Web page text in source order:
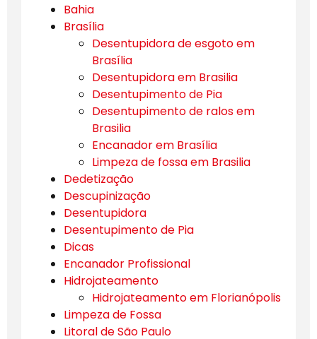
Bahia
Brasília
Desentupidora de esgoto em
Brasília
Desentupidora em Brasilia
Desentupimento de Pia
Desentupimento de ralos em
Brasilia
Encanador em Brasília
Limpeza de fossa em Brasilia
Dedetização
Descupinização
Desentupidora
Desentupimento de Pia
Dicas
Encanador Profissional
Hidrojateamento
Hidrojateamento em Florianópolis
Limpeza de Fossa
Litoral de São Paulo